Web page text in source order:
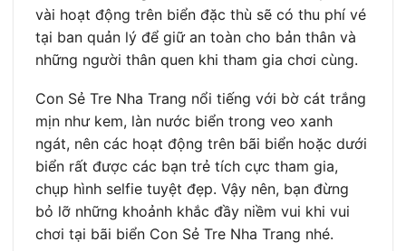
vài hoạt động trên biển đặc thù sẽ có thu phí vé
tại ban quản lý để giữ an toàn cho bản thân và
những người thân quen khi tham gia chơi cùng.
Con Sẻ Tre Nha Trang nổi tiếng với bờ cát trắng
mịn như kem, làn nước biển trong veo xanh
ngát, nên các hoạt động trên bãi biển hoặc dưới
biển rất được các bạn trẻ tích cực tham gia,
chụp hình selfie tuyệt đẹp. Vậy nên, bạn đừng
bỏ lỡ những khoảnh khắc đầy niềm vui khi vui
chơi tại bãi biển Con Sẻ Tre Nha Trang nhé.